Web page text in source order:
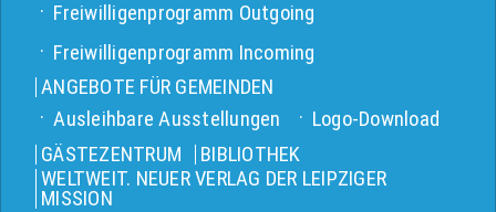
Freiwilligenprogramm Outgoing
Freiwilligenprogramm Incoming
ANGEBOTE FÜR GEMEINDEN
Ausleihbare Ausstellungen
Logo-Download
GÄSTEZENTRUM
BIBLIOTHEK
WELTWEIT. NEUER VERLAG DER LEIPZIGER
MISSION